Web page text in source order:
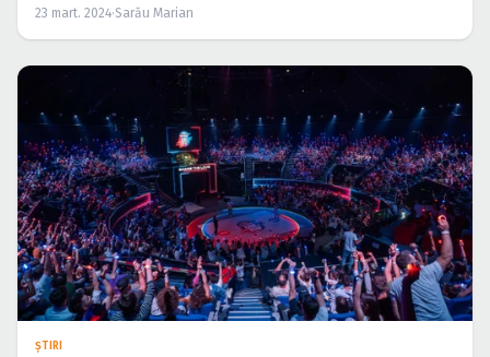
23 mart. 2024·Sarău Marian
ŞTIRI